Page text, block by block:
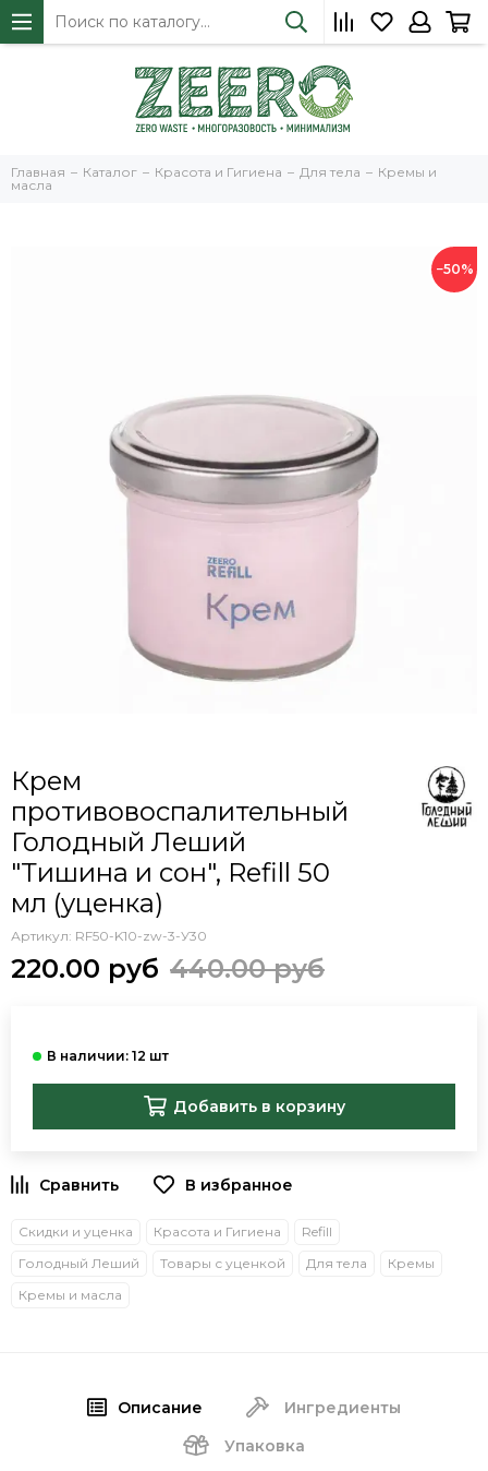
Главная Каталог Красота и Гигиена Для тела
Кремы и
масла
−50%
Крем
противовоспалительный
Голодный Леший
"Тишина и сон", Refill 50
мл (уценка)
Артикул: RF50-K10-zw-3-У30
220.00 руб 440.00 руб
Добавить в корзину
В избранное
Скидки и уценка Красота и Гигиена
Refill
Голодный Леший
Товары с уценкой Для тела
Кремы
Кремы и масла
Описание
Ингредиенты
Упаковка